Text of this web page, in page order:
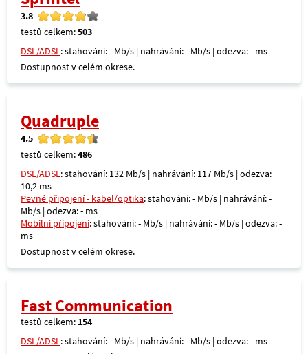
3.8
testů celkem:503
DSL/ADSL: stahování: - Mb/s | nahrávání: - Mb/s | odezva: - ms
Dostupnost v celém okrese.
Quadruple
4.5
testů celkem:486
DSL/ADSL: stahování: 132 Mb/s | nahrávání: 117 Mb/s | odezva:
10,2 ms
Pevné připojení - kabel/optika: stahování: - Mb/s | nahrávání: -
Mb/s | odezva: - ms
Mobilní připojení: stahování: - Mb/s | nahrávání: - Mb/s | odezva: -
ms
Dostupnost v celém okrese.
Fast Communication
testů celkem: 154
DSL/ADSL: stahování: - Mb/s | nahrávání: - Mb/s | odezva: - ms